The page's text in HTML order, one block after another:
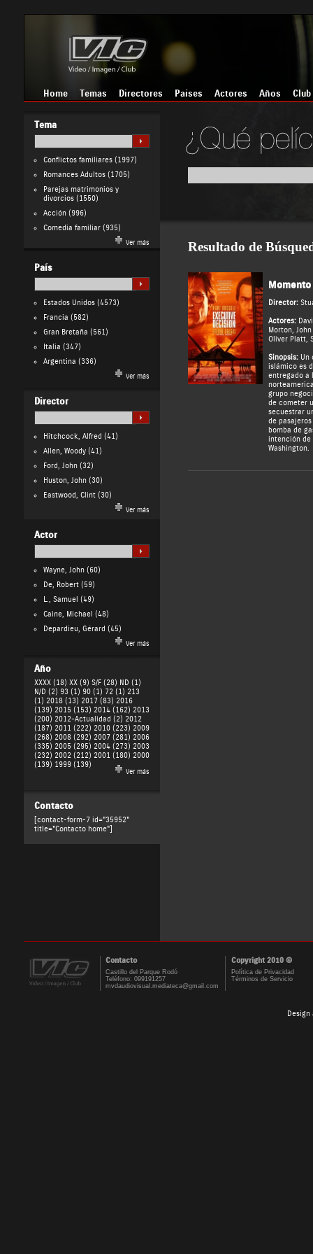
Home Temas Directores Países Actores Años Club
Tema
Conflictos familiares(1997)
Romances Adultos(1705)
Parejas matrimonios y
divorcios(1550)
Acción(996)
Comedia familiar(935)
Ver más
País
Estados Unidos(4573)
Francia (582)
Gran Bretaña (561)
Italia (347)
Argentina (336)
Ver más
Director
Hitchcock, Alfred (41)
Allen, Woody(41)
Ford, John(32)
Huston, John(30)
Eastwood, Clint(30)
Ver más
Actor
Wayne, John(60)
De, Robert(59)
L., Samuel (49)
Caine, Michael (48)
Depardieu, Gérard (45)
Ver más
Año
XXXX (18) XX (9) S/F (28) ND (1)
N/D (2) 93 (1) 90 (1) 72 (1) 213
(1) 2018 (13) 2017 (83) 2016
(139) 2015 (153) 2014 (162) 2013
(200) 2012-Actualidad (2) 2012
(187) 2011 (222) 2010 (223) 2009
(268) 2008 (292) 2007 (281) 2006
(335) 2005 (295) 2004 (273) 2003
(232) 2002 (212) 2001 (180) 2000
(139) 1999 (139)
Ver más
Contacto
[contact-form-7 id="35952"
title="Contacto home"]
Resultado de
Director:
Actores:
Morton,
Oliver Platt,
Sinopsis:Un
islámico es
entregado a
grupo
de cometer
secuestrar
de
bomba de
intención de
Washington.
Contacto Copyright 2010 ©
Castillo del Parque Rodó
Teléfono: 099191257
mvdaudiovisual.mediateca@gmail.com
Política de Privacidad
Términos de Servicio